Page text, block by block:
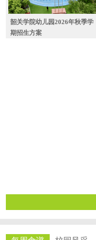
韶关学院幼儿园2026年秋季学
期招生方案